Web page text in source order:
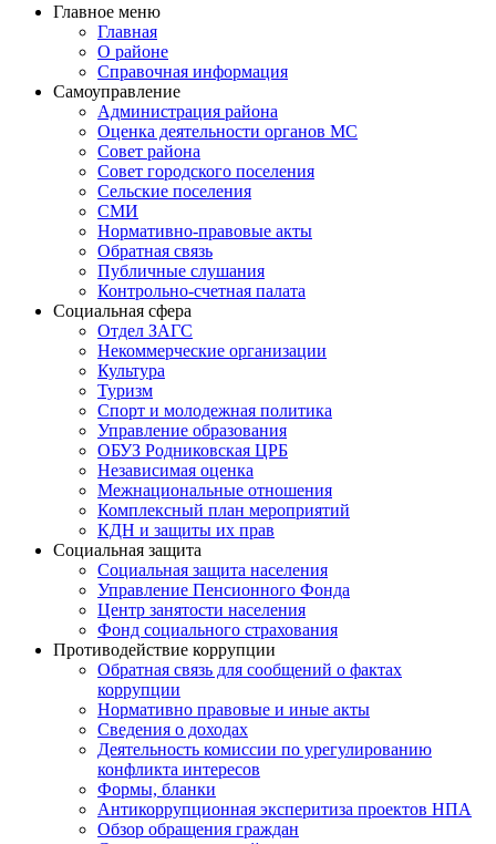
Главное меню
Главная
О районе
Справочная информация
Самоуправление
Администрация района
Оценка деятельности органов МС
Совет района
Совет городского поселения
Сельские поселения
СМИ
Нормативно-правовые акты
Обратная связь
Публичные слушания
Контрольно-счетная палата
Социальная сфера
Отдел ЗАГС
Некоммерческие организации
Культура
Туризм
Спорт и молодежная политика
Управление образования
ОБУЗ Родниковская ЦРБ
Независимая оценка
Межнациональные отношения
Комплексный план мероприятий
КДН и защиты их прав
Социальная защита
Социальная защита населения
Управление Пенсионного Фонда
Центр занятости населения
Фонд социального страхования
Противодействие коррупции
Обратная связь для сообщений о фактах
коррупции
Нормативно правовые и иные акты
Сведения о доходах
Деятельность комиссии по урегулированию
конфликта интересов
Формы, бланки
Антикоррупционная эксперитиза проектов НПА
Обзор обращения граждан